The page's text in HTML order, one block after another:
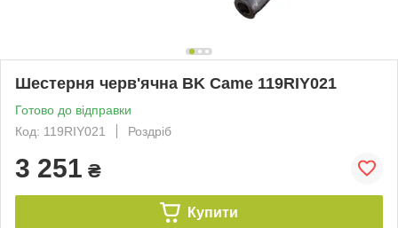
Шестерня черв'ячна BK Came 119RIY021
Готово до відправки
Код: 119RIY021
Роздріб
3 251 ₴
Купити